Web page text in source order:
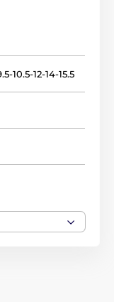
10.5-12-14-15.5